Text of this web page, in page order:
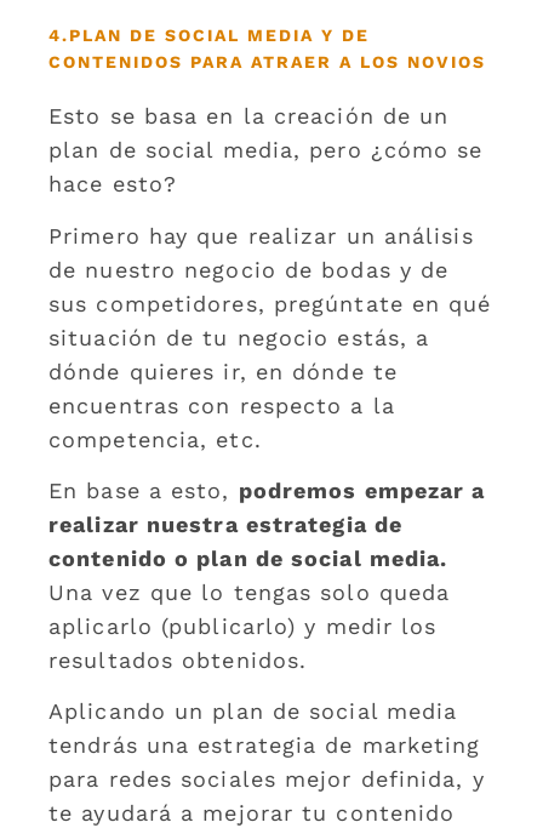
4.PLAN DE SOCIAL MEDIA Y DE
CONTENIDOS PARA ATRAER A LOS NOVIOS
Esto se basa en la creación de un
plan de social media, pero ¿cómo se
hace esto?
Primero hay que realizar un análisis
de nuestro negocio de bodas y de
sus competidores, pregúntate en qué
situación de tu negocio estás, a
dónde quieres ir, en dónde te
encuentras con respecto a la
competencia, etc.
En base a esto, podremos empezar a
realizar nuestra estrategia de
contenido o plan de social media.
Una vez que lo tengas solo queda
aplicarlo (publicarlo) y medir los
resultados obtenidos.
Aplicando un plan de social media
tendrás una estrategia de marketing
para redes sociales mejor definida, y
te ayudará a mejorar tu contenido